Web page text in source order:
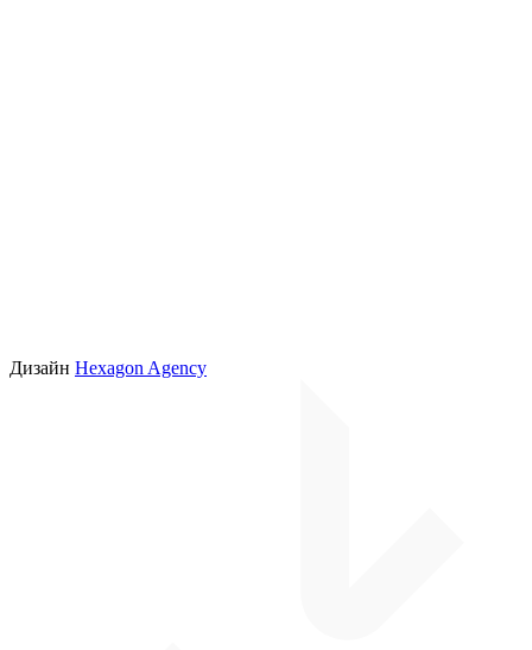
Дизайн Hexagon Agency